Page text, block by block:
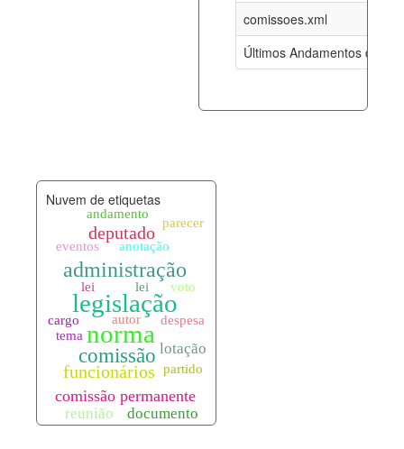
comissoes.xml
Últimos Andamentos de
documento_andamento.xml 08-08-
palavras_chave.xml 08-08-
legislacao_norma_anotacoes.xml
Nuvem de etiquetas